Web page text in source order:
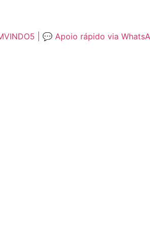
| 💬 Apoio rápido via